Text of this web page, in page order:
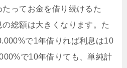
ってお金を借り続けるた
総額は大きくなります。た
で1年借りれば利息は10
で10年借りても、単純計